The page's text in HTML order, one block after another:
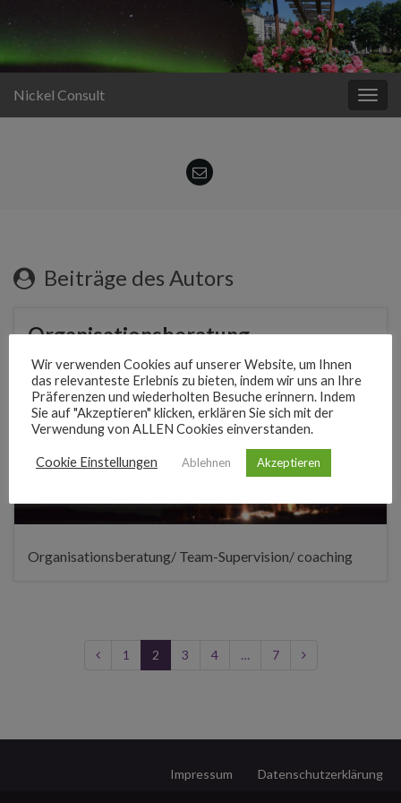
Nickel Consult
Beiträge des Autors
Organisationsberatung
Organisationsberatung/ Team-Supervision/ coaching
1 2 3 4 … 7
Impressum Datenschutzerklärung
Wir verwenden Cookies auf unserer Website, um Ihnen
das relevanteste Erlebnis zu bieten, indem wir uns an Ihre
Präferenzen und wiederholten Besuche erinnern. Indem
Sie auf "Akzeptieren" klicken, erklären Sie sich mit der
Verwendung von ALLEN Cookies einverstanden.
Cookie Einstellungen Ablehnen Akzeptieren